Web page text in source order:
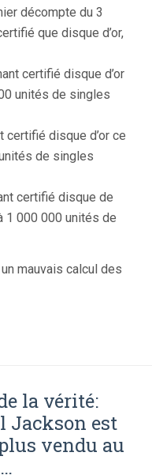
décompte du 3
que disque d’or,
certifié disque d’or
unités de singles
certifié disque d’or ce
de singles
certifié disque de
1 000 000 unités de
mauvais calcul des
la vérité:
Jackson est
vendu au